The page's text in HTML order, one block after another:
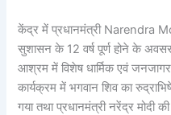
केंद्र में प्रधानमंत्री Narendra
सुशासन के 12 वर्ष पूर्ण होने के
आश्रम में विशेष धार्मिक एवं
कार्यक्रम में भगवान शिव का
गया तथा प्रधानमंत्री नरेंद्र मोदी